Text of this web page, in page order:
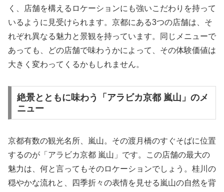
く、店舗を構えるロケーションにも強いこだわりを持って
いるように見受けられます。京都にある3つの店舗は、そ
れぞれ異なる魅力と景観を持っています。同じメニューで
あっても、どの店舗で味わうかによって、その体験価値は
大きく変わってくるかもしれません。
絶景とともに味わう「アラビカ京都 嵐山」のメ
ニュー
京都有数の観光名所、嵐山。その渡月橋のすぐそばに位置
するのが「アラビカ京都 嵐山」です。この店舗の最大の
魅力は、何と言ってもそのロケーションでしょう。桂川の
穏やかな流れと、四季折々の表情を見せる嵐山の自然を背